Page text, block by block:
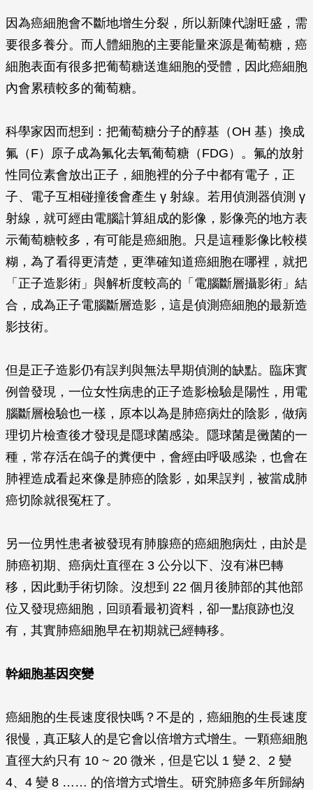
因為癌細胞會不斷地增生分裂，所以新陳代謝旺盛，需
要很多養分。而人體細胞的主要能量來源是葡萄糖，癌
細胞表面有很多把葡萄糖送進細胞的受體，因此癌細胞
內會累積較多的葡萄糖。
科學家因而想到：把葡萄糖分子的醇基（OH 基）換成
氟（F）原子成為氟化去氧葡萄糖（FDG）。氟的放射
性同位素會放出正子，細胞裡的分子中都有電子，正
子、電子互相碰撞後會產生 γ 射線。若用偵測器偵測 γ
射線，就可經由電腦計算組成的影像，影像亮的地方表
示葡萄糖較多，有可能是癌細胞。只是這種影像比較模
糊，為了看得更清楚，更準確知道癌細胞在哪裡，就把
「正子造影術」與解析度較高的「電腦斷層攝影術」結
合，成為正子電腦斷層造影，這是偵測癌細胞的最新造
影技術。
但是正子造影仍有誤判與無法早期偵測的缺點。臨床實
例曾發現，一位女性病患的正子造影檢驗是陽性，用電
腦斷層檢驗也一樣，原本以為是肺癌病灶的陰影，做病
理切片檢查後才發現是隱球菌感染。隱球菌是黴菌的一
種，常存活在鴿子的糞便中，會經由呼吸感染，也會在
肺裡造成看起來像是肺癌的陰影，如果誤判，被當成肺
癌切除就很冤枉了。
另一位男性患者被發現有肺腺癌的癌細胞病灶，由於是
肺癌初期、癌病灶直徑在 3 公分以下、沒有淋巴轉
移，因此動手術切除。沒想到 22 個月後肺部的其他部
位又發現癌細胞，回頭看最初資料，卻一點痕跡也沒
有，其實肺癌細胞早在初期就已經轉移。
幹細胞基因突變
癌細胞的生長速度很快嗎？不是的，癌細胞的生長速度
很慢，真正駭人的是它會以倍增方式增生。一顆癌細胞
直徑大約只有 10 ~ 20 微米，但是它以 1 變 2、2 變
4、4 變 8 …… 的倍增方式增生。研究肺癌多年所歸納